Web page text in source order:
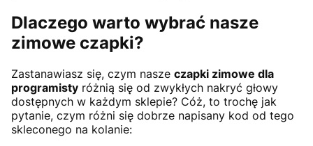
Dlaczego warto wybrać nasze
zimowe czapki?
Zastanawiasz się, czym nasze czapki zimowe dla
programisty różnią się od zwykłych nakryć głowy
dostępnych w każdym sklepie? Cóż, to trochę jak
pytanie, czym różni się dobrze napisany kod od tego
skleconego na kolanie: